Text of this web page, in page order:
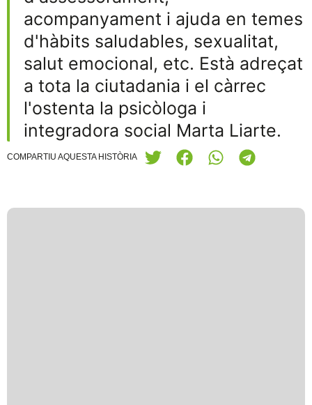
acompanyament i ajuda en temes
d'hàbits saludables, sexualitat,
salut emocional, etc. Està adreçat
a tota la ciutadania i el càrrec
l'ostenta la psicòloga i
integradora social Marta Liarte.
COMPARTIU AQUESTA HISTÒRIA